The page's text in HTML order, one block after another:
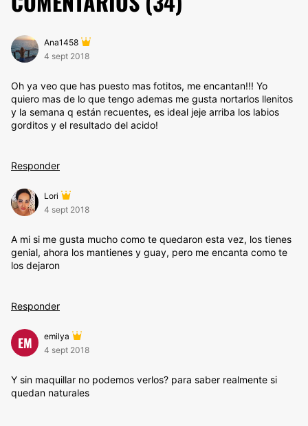
Ana1458
4 sept 2018
Oh ya veo que has puesto mas fotitos, me encantan!!! Yo
quiero mas de lo que tengo ademas me gusta nortarlos llenitos
y la semana q están recuentes, es ideal jeje arriba los labios
gorditos y el resultado del acido!
Responder
Lori
4 sept 2018
A mi si me gusta mucho como te quedaron esta vez, los tienes
genial, ahora los mantienes y guay, pero me encanta como te
los dejaron
Responder
EM
emilya
4 sept 2018
Y sin maquillar no podemos verlos? para saber realmente si
quedan naturales